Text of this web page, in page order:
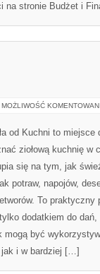
na stronie Budżet i
MOŻLIWOŚĆ
od Kuchni to
ziołową kuchnię w
się na tym, jak
potraw, napojów,
To praktyczny
dodatkiem do dań,
być
jak i w bardziej […]